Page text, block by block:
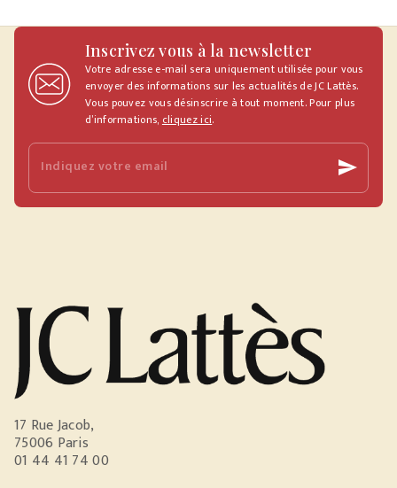
Inscrivez vous à la newsletter
Votre adresse e-mail sera uniquement utilisée pour vous
envoyer des informations sur les actualités de JC Lattès.
Vous pouvez vous désinscrire à tout moment. Pour plus
d’informations, cliquez ici.
Indiquez votre email send
17 Rue Jacob,
75006 Paris
01 44 41 74 00